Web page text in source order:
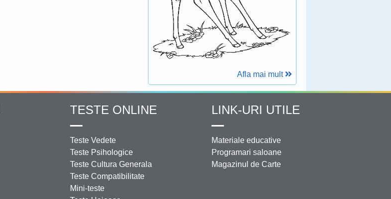
Afla mai mult
TESTE ONLINE
Teste Vedete
Teste Psihologice
Teste Cultura Generala
Teste Compatibilitate
Mini-teste
LINK-URI UTILE
Materiale educative
Programari saloane
Magazinul de Carte